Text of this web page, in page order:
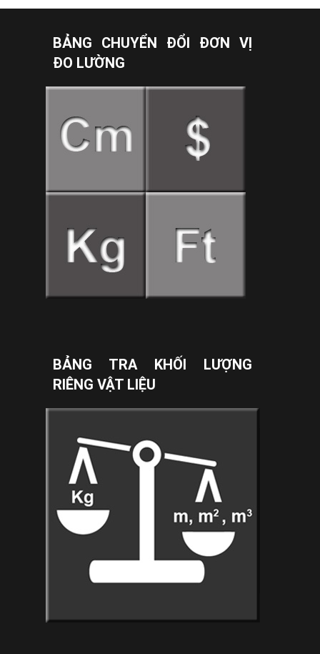
BẢNG CHUYỂN ĐỔI ĐƠN VỊ
ĐO LƯỜNG
BẢNG TRA KHỐI LƯỢNG
RIÊNG VẬT LIỆU